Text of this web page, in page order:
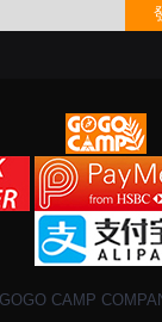
CAMP